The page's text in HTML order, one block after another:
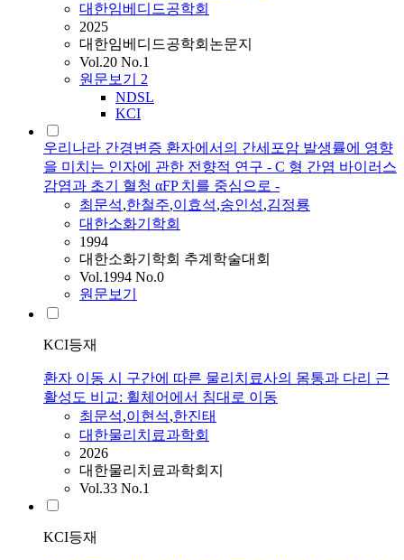
대한임베디드공학회
2025
대한임베디드공학회논문지
Vol.20 No.1
원문보기 2
NDSL
KCI
우리나라 간경변증 환자에서의 간세포암 발생률에 영향
을 미치는 인자에 관한 전향적 연구 - C 형 간염 바이러스
감염과 초기 혈청 αFP 치를 중심으로 -
최문석,한철주,이효석,송인성,김정룡
대한소화기학회
1994
대한소화기학회 추계학술대회
Vol.1994 No.0
원문보기
KCI등재
환자 이동 시 구간에 따른 물리치료사의 몸통과 다리 근
활성도 비교: 휠체어에서 침대로 이동
최문석,이현석,한진태
대한물리치료과학회
2026
대한물리치료과학회지
Vol.33 No.1
KCI등재